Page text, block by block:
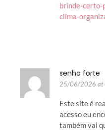
brinde-certo-
clima-
senha forte
25/06/2026 at
Este site é
acesso eu
também vai